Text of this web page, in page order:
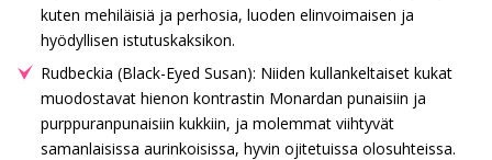
kuten mehiläisiä ja perhosia, luoden elinvoimaisen ja
hyödyllisen istutuskaksikon.
Rudbeckia (Black-Eyed Susan): Niiden kullankeltaiset kukat
muodostavat hienon kontrastin Monardan punaisiin ja
purppuranpunaisiin kukkiin, ja molemmat viihtyvät
samanlaisissa aurinkoisissa, hyvin ojitetuissa olosuhteissa.